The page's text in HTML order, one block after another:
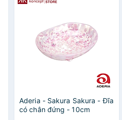
Aderia - Sakura Sakura - Đĩa
có chân đứng - 10cm